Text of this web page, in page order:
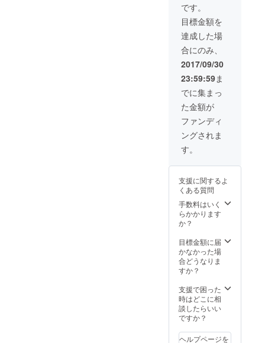
です。
目標金額を
達成した場
合にのみ、
2017/09/30
23:59:59ま
でに集まっ
た金額が
ファンディ
ングされま
す。
支援に関するよ
くある質問
手数料はいく
らかかります
か？
目標金額に届
かなかった場
合どうなりま
すか？
支援で困った
時はどこに相
談したらいい
ですか？
ヘルプページを